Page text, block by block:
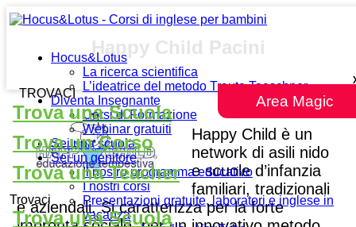
Hocus&Lotus
La ricerca scientifica
L’ideatrice del metodo Traute Taeschner
Diventa Insegnante
Corsi di Formazione
Webinar gratuiti
Sei una scuola
Sei un genitore
Il nostro programma educativo
I nostri corsi
Presentazioni gratuite, laboratori e inglese in
vacanza
Area Magic
TROVACI
Trova una Scuola
Trova un Corso
Trova una Teacher
Trovaci
Trova una Scuola
Happy Child Pacini
Happy Child è un
network di asili nido
e scuole d’infanzia
familiari, tradizionali
e aziendali. Si caratterizza per la forte